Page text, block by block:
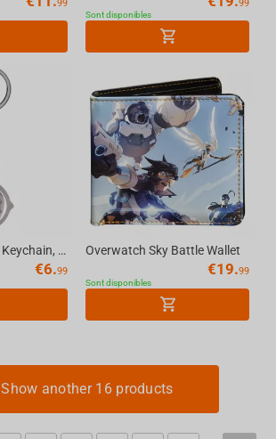
99 99
Sont disponibles
PUBG Frying Pan Keychain, Chrome
€6.99
Overwatch Sky Battle Wallet
€19.99
Sont disponibles
Show another 16 products